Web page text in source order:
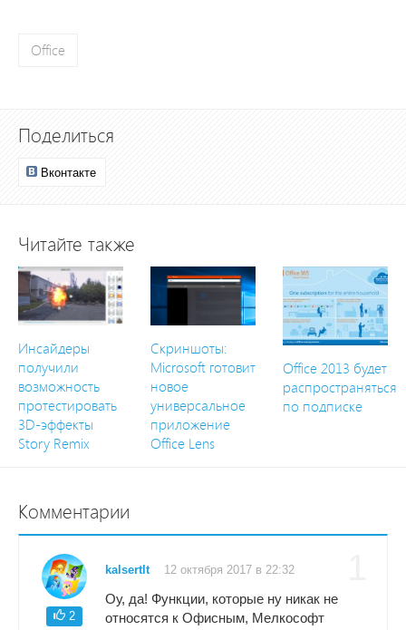
Office
Поделиться
Вконтакте
Читайте также
Инсайдеры
получили
возможность
протестировать
3D-эффекты
Story Remix
Скриншоты:
Microsoft готовит
новое
универсальное
приложение
Office Lens
Office 2013 будет
распространяться
по подписке
Комментарии
2
kalsertlt 12 октября 2017 в 22:32
Оу, да! Функции, которые ну никак не
относятся к Офисным, Мелкософт